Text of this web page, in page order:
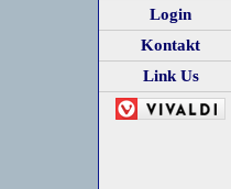
Login
Kontakt
Link Us